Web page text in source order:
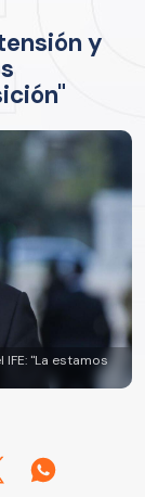
y
"La estamos